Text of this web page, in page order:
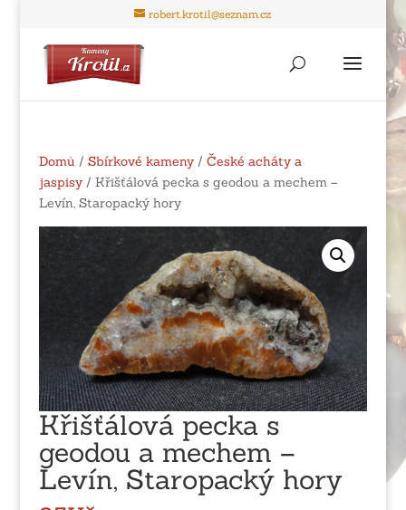
robert.krotil@seznam.cz
Domů / Sbírkové kameny/ České acháty a
jaspisy/ Křišťálová pecka s geodou a mechem –
Levín, Staropacký hory
Křišťálová pecka s
geodou a mechem –
Levín, Staropacký hory